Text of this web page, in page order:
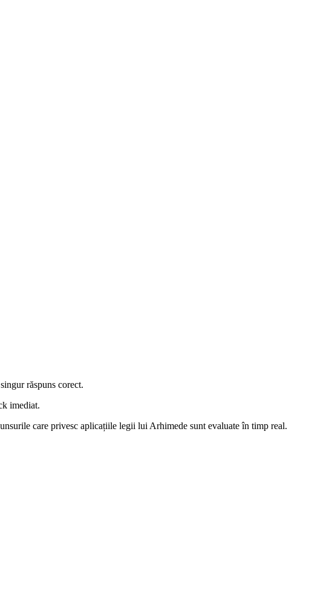
răspuns corect.
imediat.
care privesc aplicațiile legii lui Arhimede sunt evaluate în timp real.